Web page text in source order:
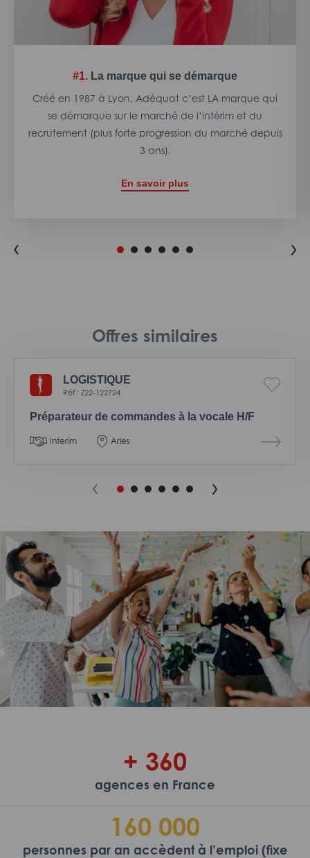
#1. La marque qui se démarque
Créé en 1987 à Lyon, Adéquat c’est LA marque qui
se démarque sur le marché de l’intérim et du
recrutement (plus forte progression du marché depuis
3 ans).
En savoir plus
Offres similaires
LOGISTIQUE
Réf : Z22-122724
Préparateur de commandes à la vocale H/F
Interim Arles
+ 360
agences en France
160 000
personnes par an accèdent à l’emploi (fixe